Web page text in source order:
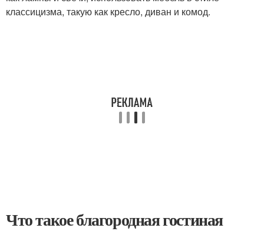
классицизма, такую как кресло, диван и комод.
Что такое благородная гостиная